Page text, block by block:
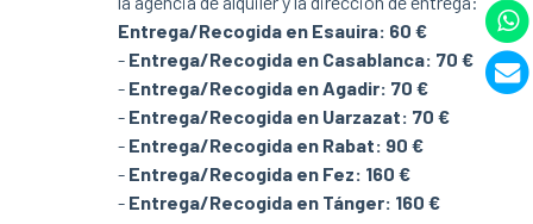
Entrega/Recogida en Esauira: 60 €
- Entrega/Recogida en Casablanca: 70 €
- Entrega/Recogida en Agadir: 70 €
- Entrega/Recogida en Uarzazat: 70 €
- Entrega/Recogida en Rabat: 90 €
- Entrega/Recogida en Fez: 160 €
- Entrega/Recogida en Tánger: 160 €